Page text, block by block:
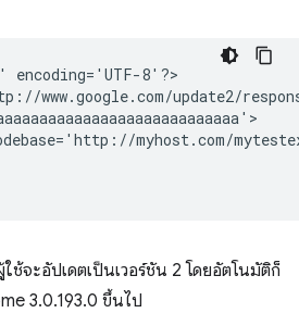
encoding='UTF-8'?>
www.google.com/update2/
myhost.com/
ช้จะอัปเดตเป็นเวอร์ชัน 2 โดยอัตโนมัติก็
3.0.193.0 ขึ้นไป